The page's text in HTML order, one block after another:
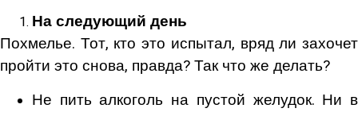
На следующий день
Похмелье. Тот, кто это испытал, вряд ли захочет
пройти это снова, правда? Так что же делать?
Не пить алкоголь на пустой желудок. Ни в